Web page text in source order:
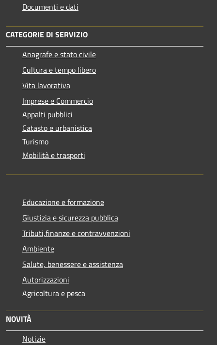
Documenti e dati
CATEGORIE DI SERVIZIO
Anagrafe e stato civile
Cultura e tempo libero
Vita lavorativa
Imprese e Commercio
Appalti pubblici
Catasto e urbanistica
Turismo
Mobilità e trasporti
Educazione e formazione
Giustizia e sicurezza pubblica
Tributi,finanze e contravvenzioni
Ambiente
Salute, benessere e assistenza
Autorizzazioni
Agricoltura e pesca
NOVITÀ
Notizie